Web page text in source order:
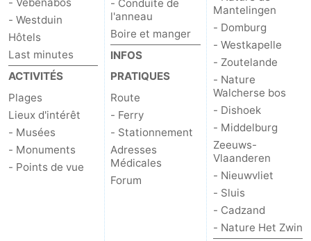
- Westduin
Hôtels
Last minutes
ACTIVITÉS
Plages
Lieux d'intérêt
- Musées
- Monuments
- Points de vue
- Conduite de
l'anneau
Boire et manger
INFOS
PRATIQUES
Route
- Ferry
- Stationnement
Adresses
Médicales
Forum
Mantelingen
- Domburg
- Westkapelle
- Zoutelande
- Nature
Walcherse bos
- Dishoek
- Middelburg
Zeeuws-
Vlaanderen
- Nieuwvliet
- Sluis
- Cadzand
- Nature Het Zwin